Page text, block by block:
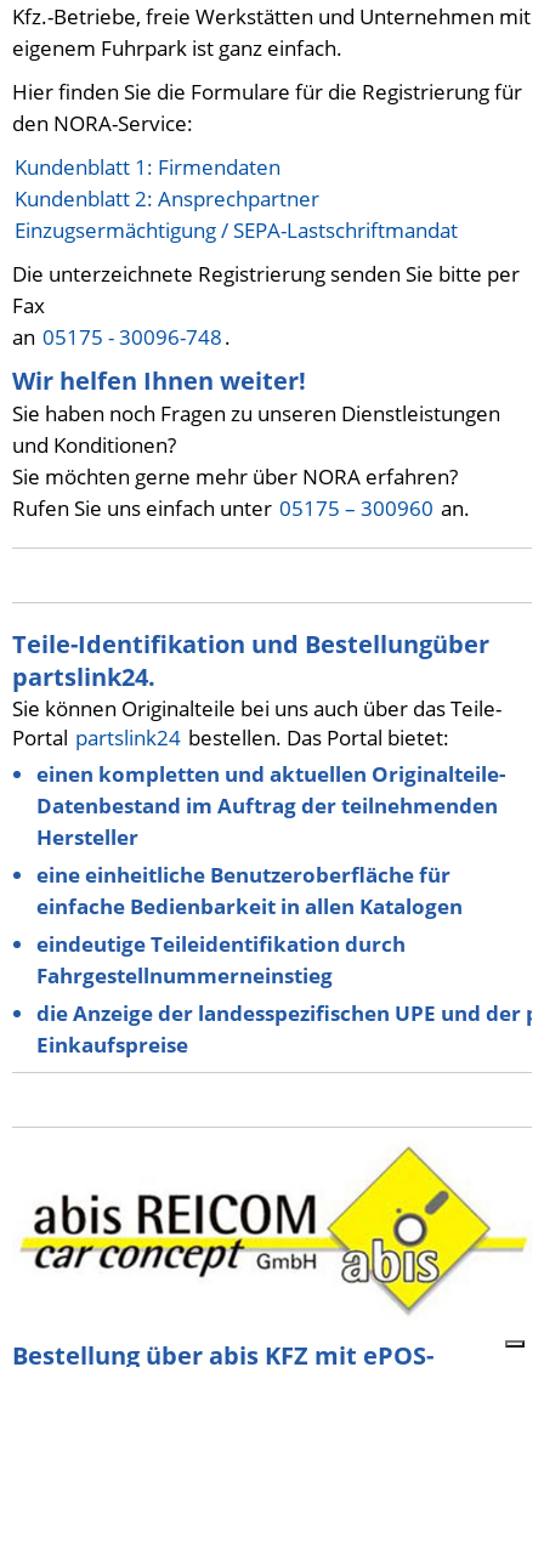
Kfz.-Betriebe, freie Werkstätten und Unternehmen mit
eigenem Fuhrpark ist ganz einfach.
Hier finden Sie die Formulare für die Registrierung für
den NORA-Service:
Kundenblatt 1: Firmendaten
Kundenblatt 2: Ansprechpartner
Einzugsermächtigung / SEPA-Lastschriftmandat
Die unterzeichnete Registrierung senden Sie bitte per
Fax
an 05175 - 30096-748.
Wir helfen Ihnen weiter!
Sie haben noch Fragen zu unseren Dienstleistungen
und Konditionen?
Sie möchten gerne mehr über NORA erfahren?
Rufen Sie uns einfach unter 05175 – 300960 an.
Teile-Identifikation und Bestellungüber
partslink24.
Sie können Originalteile bei uns auch über das Teile-
Portal partslink24 bestellen. Das Portal bietet:
einen kompletten und aktuellen Originalteile-
Datenbestand im Auftrag der teilnehmenden
Hersteller
eine einheitliche Benutzeroberfläche für
einfache Bedienbarkeit in allen Katalogen
eindeutige Teileidentifikation durch
Fahrgestellnummerneinstieg
die Anzeige der landesspezifischen UPE und der
Einkaufspreise
Bestellung über abis KFZ mit ePOS-